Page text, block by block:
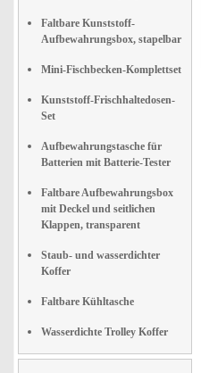
Faltbare Kunststoff-
Aufbewahrungsbox, stapelbar
Mini-Fischbecken-Komplettset
Kunststoff-Frischhaltedosen-
Set
Aufbewahrungstasche für
Batterien mit Batterie-Tester
Faltbare Aufbewahrungsbox
mit Deckel und seitlichen
Klappen, transparent
Staub- und wasserdichter
Koffer
Faltbare Kühltasche
Wasserdichte Trolley Koffer